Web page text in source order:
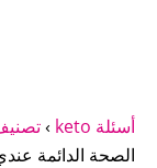
أسئلة keto ›
الصحة الدائمة